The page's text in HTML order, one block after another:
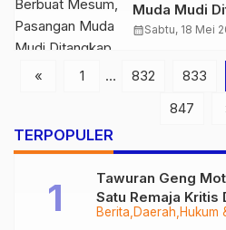
Muda Mudi
Jalan Desa
calendar_monthSabtu, 18 Mei
« 1 … 832 833
847
TERPOPULER
Berita Daerah Hukum
Tawuran Geng
Satu Remaja Kritis
Ditangkap